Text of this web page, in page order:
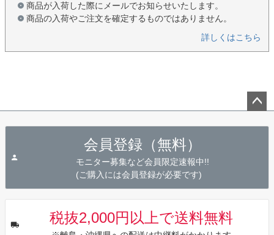
商品が入荷した際にメールでお知らせいたします。
商品の入荷やご注文を確定するものではありません。
詳しくはこちら
会員登録（無料）
モニター募集など会員限定速報中!!
(ご購入には会員登録が必要です)
税抜2,000円以上で送料無料